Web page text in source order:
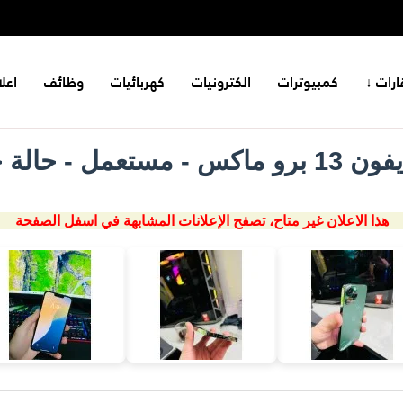
↓ كمبيوترات الكترونيات كهربائيات وظائف
مستعمل - حالة جيدة
هذا الاعلان غير متاح، تصفح الإعلانات المشابهة في اسفل الصفحة